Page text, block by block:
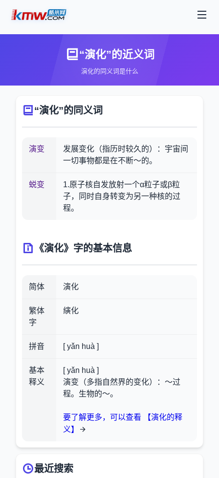
“演化”的近义词
演化的同义词是什么
“演化”的同义词
演变
发展变化（指历时较久的）：宇宙间
一切事物都是在不断～的。
蜕变
1.原子核自发放射一个α粒子或β粒
子，同时自身转变为另一种核的过
程。
《演化》字的基本信息
简体 演化
繁体
字
縯化
拼音 [ yǎn huà ]
基本
释义
[ yǎn huà ]
演变（多指自然界的变化）：～过
程。生物的～。
要了解更多，可以查看 【演化的释
义】
最近搜索